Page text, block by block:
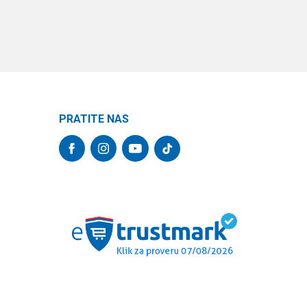
PRATITE NAS